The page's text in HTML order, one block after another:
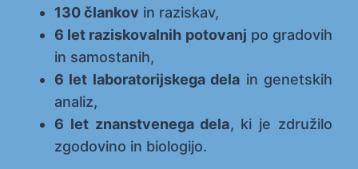
130 člankov in raziskav,
6 let raziskovalnih potovanj po gradovih
in samostanih,
6 let laboratorijskega dela in genetskih
analiz,
6 let znanstvenega dela, ki je združilo
zgodovino in biologijo.